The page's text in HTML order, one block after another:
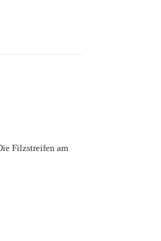
Filzstreifen am